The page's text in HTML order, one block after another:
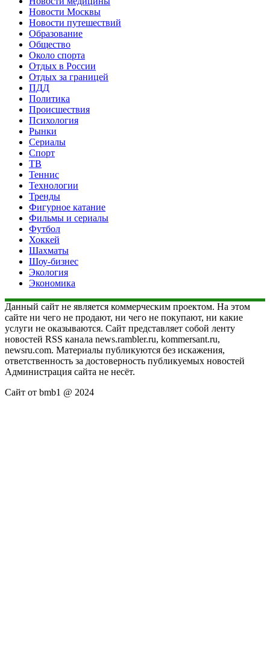
Новости Москвы
Новости путешествий
Образование
Общество
Около спорта
Отдых в России
Отдых за границей
ПДД
Политика
Происшествия
Психология
Рынки
Сериалы
Спорт
ТВ
Теннис
Технологии
Тренды
Фигурное катание
Фильмы и сериалы
Футбол
Хоккей
Шахматы
Шоу-бизнес
Экология
Экономика
Данный сайт не является коммерческим проектом. На этом
сайте ни чего не продают, ни чего не покупают, ни какие
услуги не оказываются. Сайт представляет собой ленту
новостей RSS канала news.rambler.ru, kommersant.ru,
newsru.com. Материалы публикуются без искажения,
ответственность за достоверность публикуемых новостей
Администрация сайта не несёт.
Сайт от bmb1 @ 2024